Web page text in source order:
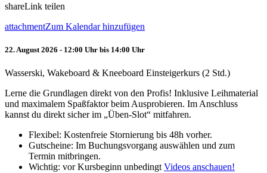
shareLink teilen
attachmentZum Kalendar hinzufügen
22. August 2026 - 12:00 Uhr bis 14:00 Uhr
Wasserski, Wakeboard & Kneeboard Einsteigerkurs (2 Std.)
Lerne die Grundlagen direkt von den Profis! Inklusive Leihmaterial
und maximalem Spaßfaktor beim Ausprobieren. Im Anschluss
kannst du direkt sicher im „Üben-Slot“ mitfahren.
Flexibel: Kostenfreie Stornierung bis 48h vorher.
Gutscheine: Im Buchungsvorgang auswählen und zum
Termin mitbringen.
Wichtig: vor Kursbeginn unbedingt Videos anschauen!